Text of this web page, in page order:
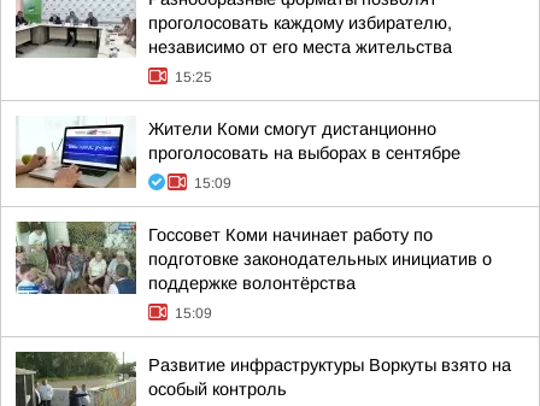
проголосовать каждому избирателю,
независимо от его места жительства
15:25
Жители Коми смогут дистанционно
проголосовать на выборах в сентябре
15:09
Госсовет Коми начинает работу по
подготовке законодательных инициатив о
поддержке волонтёрства
15:09
Развитие инфраструктуры Воркуты взято на
особый контроль